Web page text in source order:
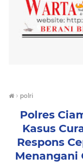
› polri
Polres
Kasus
Respons
Menangani